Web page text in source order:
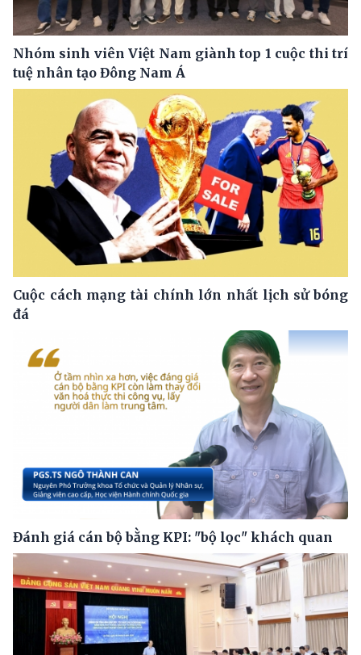
Nhóm sinh viên Việt Nam giành top 1 cuộc thi trí
tuệ nhân tạo Đông Nam Á
Cuộc cách mạng tài chính lớn nhất lịch sử bóng
đá
Đánh giá cán bộ bằng KPI: "bộ lọc" khách quan